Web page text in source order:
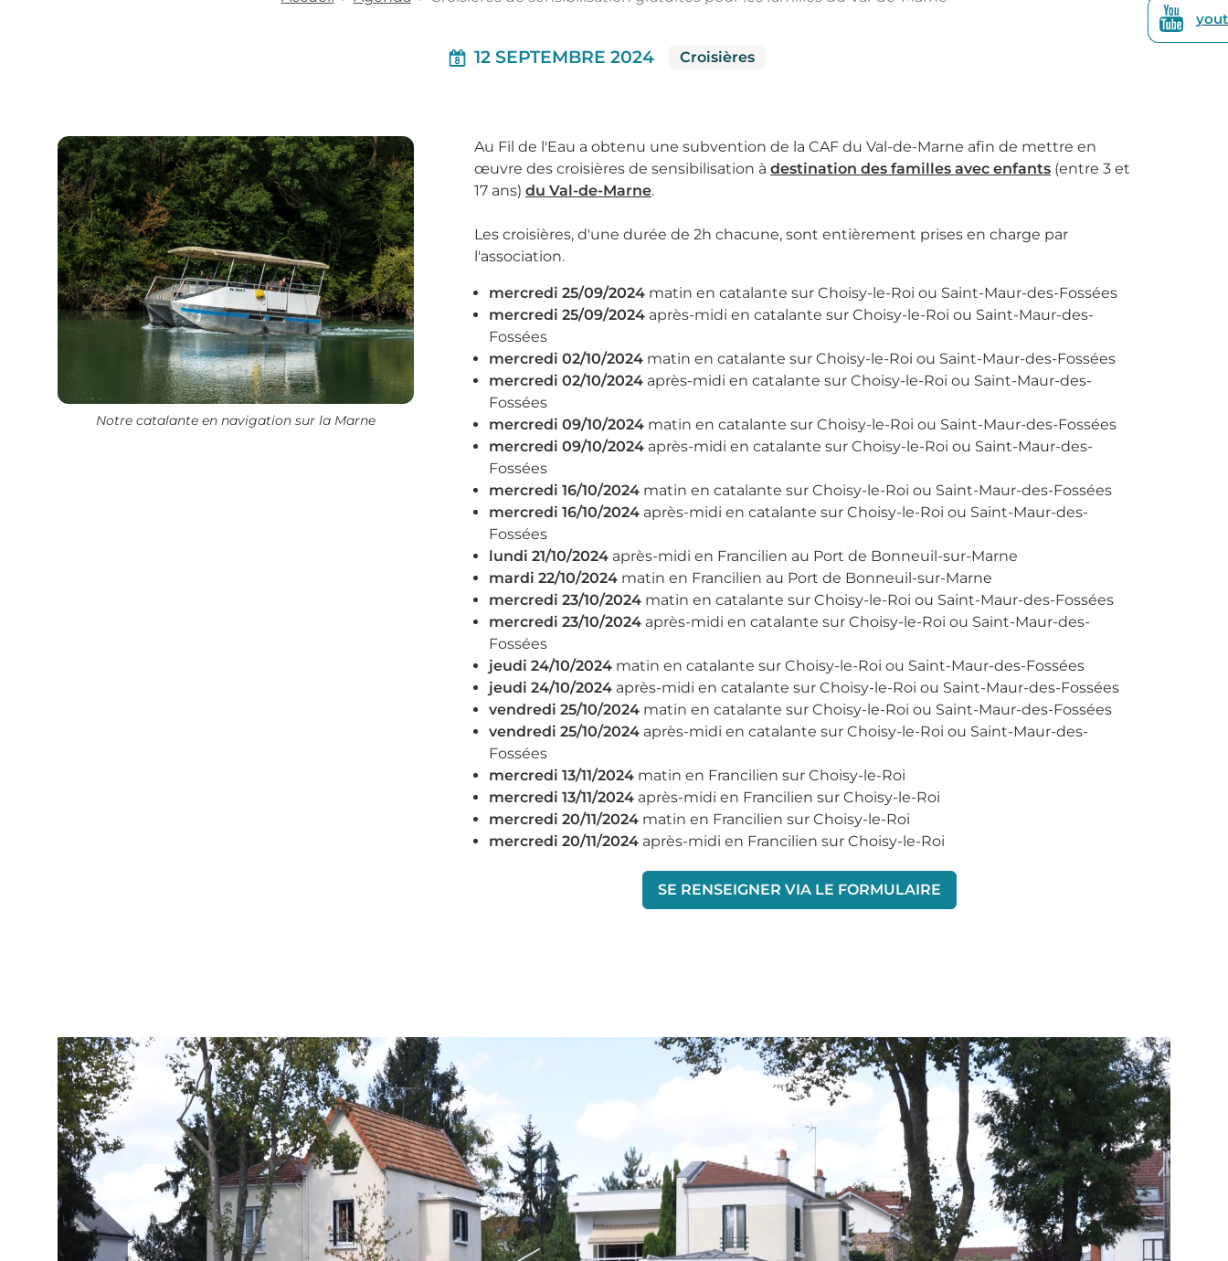
12 SEPTEMBRE 2024 Croisières
Notre catalante en navigation sur la Marne
Au Fil de l'Eau a obtenu une subvention de la CAF du Val-de-Marne afin de mettre en
œuvre des croisières de sensibilisation à destination des familles avec enfants (entre 3 et
17 ans) du Val-de-Marne.
Les croisières, d'une durée de 2h chacune, sont entièrement prises en charge par
l'association.
mercredi 25/09/2024 matin en catalante sur Choisy-le-Roi ou Saint-Maur-des-Fossées
mercredi 25/09/2024 après-midi en catalante sur Choisy-le-Roi ou Saint-Maur-des-
Fossées
mercredi 02/10/2024 matin en catalante sur Choisy-le-Roi ou Saint-Maur-des-Fossées
mercredi 02/10/2024 après-midi en catalante sur Choisy-le-Roi ou Saint-Maur-des-
Fossées
mercredi 09/10/2024 matin en catalante sur Choisy-le-Roi ou Saint-Maur-des-Fossées
mercredi 09/10/2024 après-midi en catalante sur Choisy-le-Roi ou Saint-Maur-des-
Fossées
mercredi 16/10/2024 matin en catalante sur Choisy-le-Roi ou Saint-Maur-des-Fossées
mercredi 16/10/2024 après-midi en catalante sur Choisy-le-Roi ou Saint-Maur-des-
Fossées
lundi 21/10/2024 après-midi en Francilien au Port de Bonneuil-sur-Marne
mardi 22/10/2024 matin en Francilien au Port de Bonneuil-sur-Marne
mercredi 23/10/2024 matin en catalante sur Choisy-le-Roi ou Saint-Maur-des-Fossées
mercredi 23/10/2024 après-midi en catalante sur Choisy-le-Roi ou Saint-Maur-des-
Fossées
jeudi 24/10/2024 matin en catalante sur Choisy-le-Roi ou Saint-Maur-des-Fossées
jeudi 24/10/2024 après-midi en catalante sur Choisy-le-Roi ou Saint-Maur-des-Fossées
vendredi 25/10/2024 matin en catalante sur Choisy-le-Roi ou Saint-Maur-des-Fossées
vendredi 25/10/2024 après-midi en catalante sur Choisy-le-Roi ou Saint-Maur-des-
Fossées
mercredi 13/11/2024 matin en Francilien sur Choisy-le-Roi
mercredi 13/11/2024 après-midi en Francilien sur Choisy-le-Roi
mercredi 20/11/2024 matin en Francilien sur Choisy-le-Roi
mercredi 20/11/2024 après-midi en Francilien sur Choisy-le-Roi
SE RENSEIGNER VIA LE FORMULAIRE